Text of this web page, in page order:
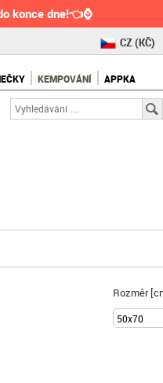
konce dne!👈⌚
CZ(KČ)
RO(RON)
KEMPOVÁNÍ APPKA
Rozměr